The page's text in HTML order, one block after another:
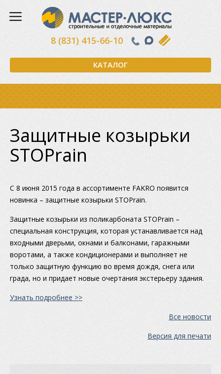
КАТАЛОГ
8 (831) 415-66-10
Защитные козырьки
STOPrain
C 8 июня 2015 года в ассортименте FAKRO появится
новинка – защитные козырьки STOPrain.
Защитные козырьки из поликарбоната STOPrain –
специальная конструкция, которая устанавливается над
входными дверьми, окнами и балконами, гаражными
воротами, а также кондиционерами и выполняет не
только защитную функцию во время дождя, снега или
града, но и придает новые очертания экстерьеру здания.
Узнать подробнее >>
Все новости
Версия для печати